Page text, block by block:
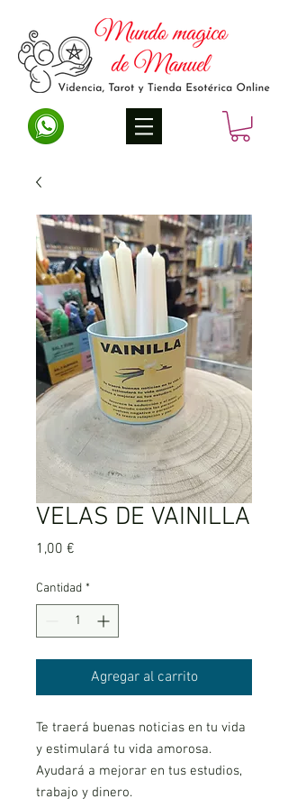
VELAS DE VAINILLA
1,00 €
Cantidad *
Agregar al carrito
Te traerá buenas noticias en tu vida
y estimulará tu vida amorosa.
Ayudará a mejorar en tus estudios,
trabajo y dinero.